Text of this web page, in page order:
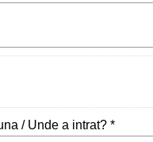
/ Unde a intrat? *